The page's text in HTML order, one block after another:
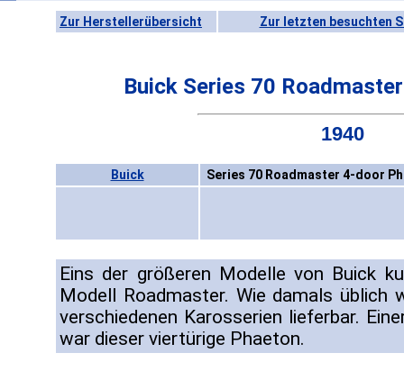
Zur Herstellerübersicht Zur letzten besuchten
Buick Series 70
1940
Buick Series 70 Roadmaster 4-door
Eins der größeren Modelle von Buick
Modell Roadmaster. Wie damals üblich
verschiedenen Karosserien lieferbar.
war dieser viertürige Phaeton.